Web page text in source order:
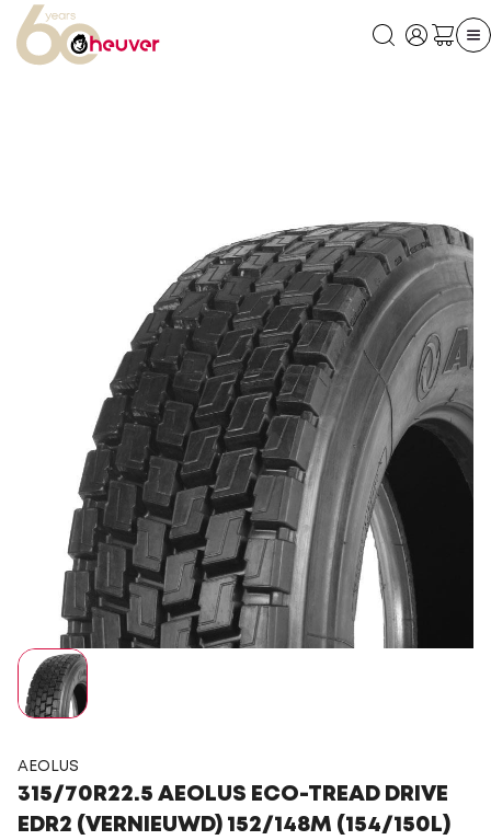
AEOLUS
315/70R22.5 AEOLUS ECO-TREAD DRIVE
EDR2 (VERNIEUWD) 152/148M (154/150L)